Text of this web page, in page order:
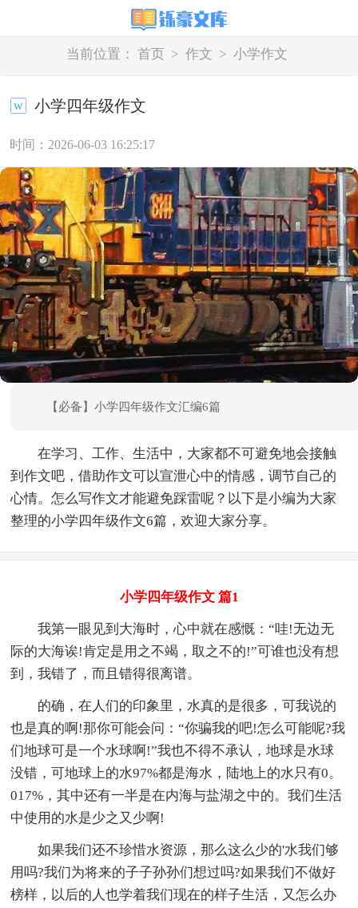
当前位置： 首页 > 作文 > 小学作文
小学四年级作文
时间：2026-06-03 16:25:17
【必备】小学四年级作文汇编6篇
在学习、工作、生活中，大家都不可避免地会接触
到作文吧，借助作文可以宣泄心中的情感，调节自己的
心情。怎么写作文才能避免踩雷呢？以下是小编为大家
整理的小学四年级作文6篇，欢迎大家分享。
小学四年级作文 篇1
我第一眼见到大海时，心中就在感慨：“哇!无边无
际的大海诶!肯定是用之不竭，取之不的!”可谁也没有想
到，我错了，而且错得很离谱。
的确，在人们的印象里，水真的是很多，可我说的
也是真的啊!那你可能会问：“你骗我的吧!怎么可能呢?我
们地球可是一个水球啊!”我也不得不承认，地球是水球
没错，可地球上的水97%都是海水，陆地上的水只有0。
017%，其中还有一半是在内海与盐湖之中的。我们生活
中使用的水是少之又少啊!
如果我们还不珍惜水资源，那么这么少的'水我们够
用吗?我们为将来的子子孙孙们想过吗?如果我们不做好
榜样，以后的人也学着我们现在的样子生活，又怎么办